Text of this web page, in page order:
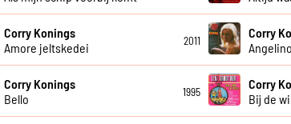
Corry Konings
Amore jeltskedei
2011
Corry
Angelino
Corry Konings
Bello
1995
Corry
Bij de